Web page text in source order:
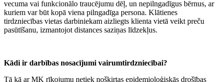
vecuma vai funkcionālo traucējumu dēļ, un nepilngadīgus bērnus, ar
kuriem var būt kopā viena pilngadīga persona. Klātienes
tirdzniecības vietas darbiniekam aizliegts klienta vietā veikt preču
pasūtīšanu, izmantojot distances saziņas līdzekļus.
Kādi ir darbības nosacījumi vairumtirdzniecībai?
Tā kā ar MK rīkojumu netiek nošķirtas epidemioloģiskās drošības